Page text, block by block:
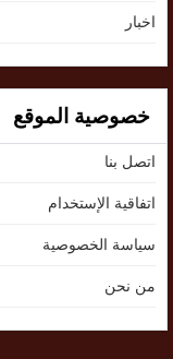
اخبار
خصوصية الموقع
اتصل بنا
اتفاقية الإستخدام
سياسة الخصوصية
من نحن